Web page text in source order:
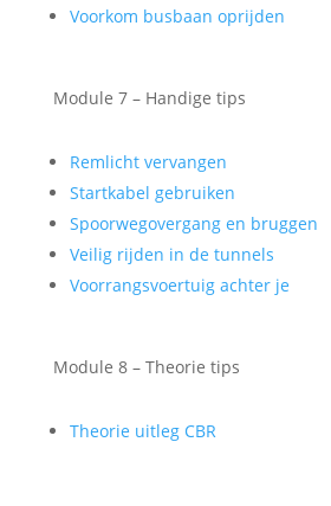
Voorkom busbaan oprijden
Module 7 – Handige tips
Remlicht vervangen
Startkabel gebruiken
Spoorwegovergang en bruggen
Veilig rijden in de tunnels
Voorrangsvoertuig achter je
Module 8 – Theorie tips
Theorie uitleg CBR